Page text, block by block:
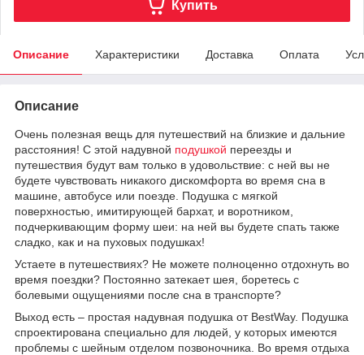
Купить
Описание Характеристики Доставка Оплата
Описание
Очень полезная вещь для путешествий на близкие и дальние
расстояния! С этой надувной подушкой переезды и
путешествия будут вам только в удовольствие: с ней вы не
будете чувствовать никакого дискомфорта во время сна в
машине, автобусе или поезде. Подушка с мягкой
поверхностью, имитирующей бархат, и воротником,
подчеркивающим форму шеи: на ней вы будете спать также
сладко, как и на пуховых подушках!
Устаете в путешествиях? Не можете полноценно отдохнуть во
время поездки? Постоянно затекает шея, боретесь с
болевыми ощущениями после сна в транспорте?
Выход есть – простая надувная подушка от BestWay. Подушка
спроектирована специально для людей, у которых имеются
проблемы с шейным отделом позвоночника. Во время отдыха